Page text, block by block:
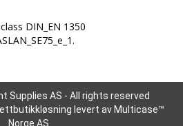
DIN_EN 1350
Supplies AS - All rights reserved
levert av Multicase™
Norge AS